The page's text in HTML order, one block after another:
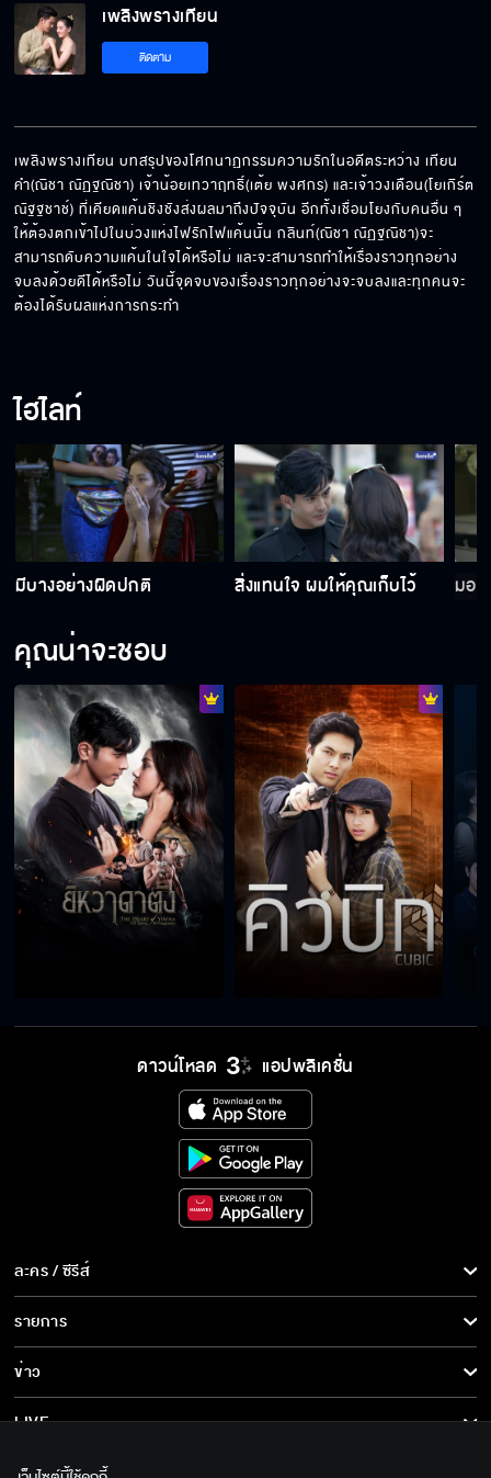
อี"เทียนคำ"กูจะจองล้างจองผลาญมึง
ต่อให้เจ้าแม่มาขว้างข้า ข้าก็ไม่เว้น
รู้แล้วใช่ไหมว่าเขาเลือกฉัน
ตัวแทนดวงจิตของเทียนคำ
พูดจาให้มันดี ๆ หน่อยสิ
เป็นเวลาที่จะเอาคืน
ข้าลูกผู้ชายพอแล้วท่านละ?
รู้จักไหมส้นเท้าเบอร์ "8"
เข้ามาสิ ฉันตัวเปิดนะ
เพลิงพรางเทียน
ติดตาม
เพลิงพรางเทียน บทสรุปของโศกนาฏกรรมความรักในอดีตระหว่าง เทียน
คำ(ณิชา ณัฏฐณิชา) เจ้าน้อยเทวาฤทธิ์(เต้ย พงศกร) และเจ้าวงเดือน(โยเกิร์ต
ณัฐฐชาช์) ที่เคียดแค้นชิงชังส่งผลมาถึงปัจจุบัน อีกทั้งเชื่อมโยงกับคนอื่น ๆ
ให้ต้องตกเข้าไปในบ่วงแห่งไฟรักไฟแค้นนั้น กลินท์(ณิชา ณัฏฐณิชา)จะ
สามารถดับความแค้นในใจได้หรือไม่ และจะสามารถทำให้เรื่องราวทุกอย่าง
จบลงด้วยดีได้หรือไม่ วันนี้จุดจบของเรื่องราวทุกอย่างจะจบลงและทุกคนจะ
ต้องได้รับผลแห่งการกระทำ
ไฮไลท์
มีบางอย่างผิดปกติ สิ่งแทนใจ ผมให้คุณเก็บไว้ มอง
คุณน่าจะชอบ
ดาวน์โหลด แอปพลิเคชั่น
ละคร / ซีรีส์
ละคร/ซีรีส์
ซีรีส์นานาชาติ
การ์ตูน & เกม
รายการ
รายการทั้งหมด
ข่าว
ข่าวทั้งหมด
LIVE
เกี่ยวกับเรา